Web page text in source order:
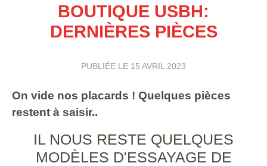
BOUTIQUE USBH:
DERNIÈRES PIÈCES
PUBLIÉE LE 15 AVRIL 2023
On vide nos placards ! Quelques pièces
restent à saisir..
IL NOUS RESTE QUELQUES
MODÈLES D'ESSAYAGE DE